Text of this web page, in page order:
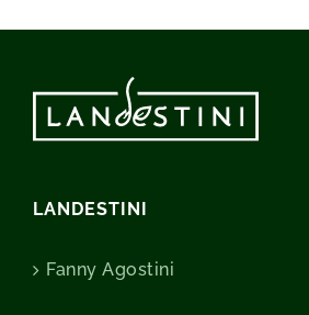
LANDESTINI
Fanny Agostini